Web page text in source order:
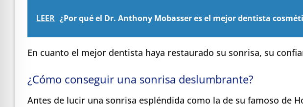
LEER ¿Por qué el Dr. Anthony Mobasser es el mejor dentista
En cuanto el mejor dentista haya restaurado su sonrisa, su
¿Cómo conseguir una sonrisa deslumbrante?
Antes de lucir una sonrisa espléndida como la de su famoso de